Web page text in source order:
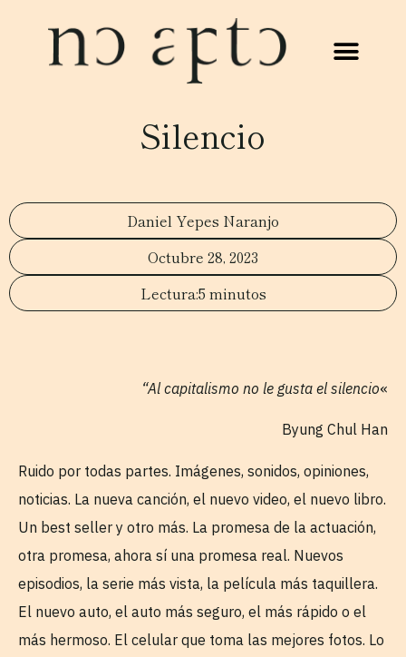
Silencio
Daniel Yepes Naranjo
Octubre 28, 2023
5 minutos
“Al capitalismo no le gusta el silencio«
Byung Chul Han
Ruido por todas partes. Imágenes, sonidos, opiniones,
noticias. La nueva canción, el nuevo video, el nuevo libro.
Un best seller y otro más. La promesa de la actuación,
otra promesa, ahora sí una promesa real. Nuevos
episodios, la serie más vista, la película más taquillera.
El nuevo auto, el auto más seguro, el más rápido o el
más hermoso. El celular que toma las mejores fotos. Lo